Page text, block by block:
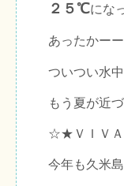
２５℃にな
あったかー
ついつい水
もう夏が近
☆★ＶＩＶ
今年も久米